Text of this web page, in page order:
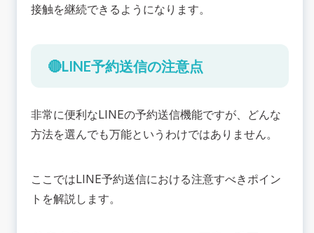
接触を継続できるようになります。
🔴LINE予約送信の注意点
非常に便利なLINEの予約送信機能ですが、どんな
方法を選んでも万能というわけではありません。
ここではLINE予約送信における注意すべきポイン
トを解説します。